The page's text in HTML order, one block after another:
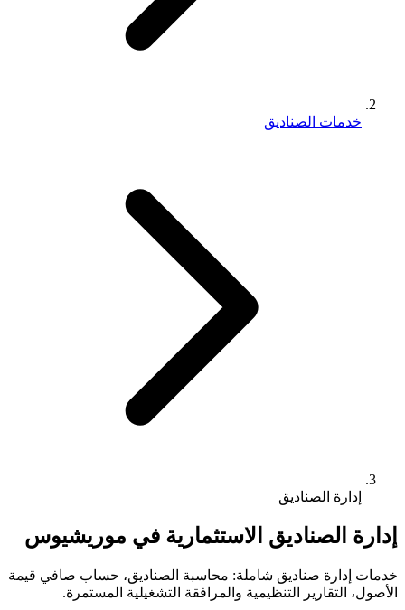
خدمات الصناديق
إدارة الصناديق
إدارة الصناديق الاستثمارية في موريشيوس
خدمات إدارة صناديق شاملة: محاسبة الصناديق، حساب صافي قيمة
الأصول، التقارير التنظيمية والمرافقة التشغيلية المستمرة.